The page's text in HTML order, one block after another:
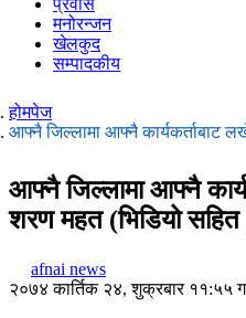
प्रवास
मनोरन्जन
खेलकुद
सम्पादकीय
होमपेज
आफ्नै जिल्लामा आफ्नै कार्यकर्ताबाट
आफ्नै जिल्लामा आफ्नै
शरण महत (भिडियो सहित
afnai news
२०७४ कार्तिक २४, शुक्रबार ११:५५